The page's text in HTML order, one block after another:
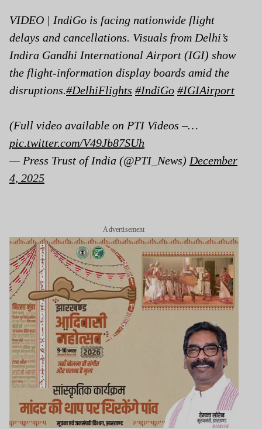
VIDEO | IndiGo is facing nationwide flight
delays and cancellations. Visuals from Delhi’s
Indira Gandhi International Airport (IGI) show
the flight-information display boards amid the
disruptions.#DelhiFlights #IndiGo #IGIAirport
(Full video available on PTI Videos –…
pic.twitter.com/V49Jb87SUh
— Press Trust of India (@PTI_News) December
4, 2025
Advertisement